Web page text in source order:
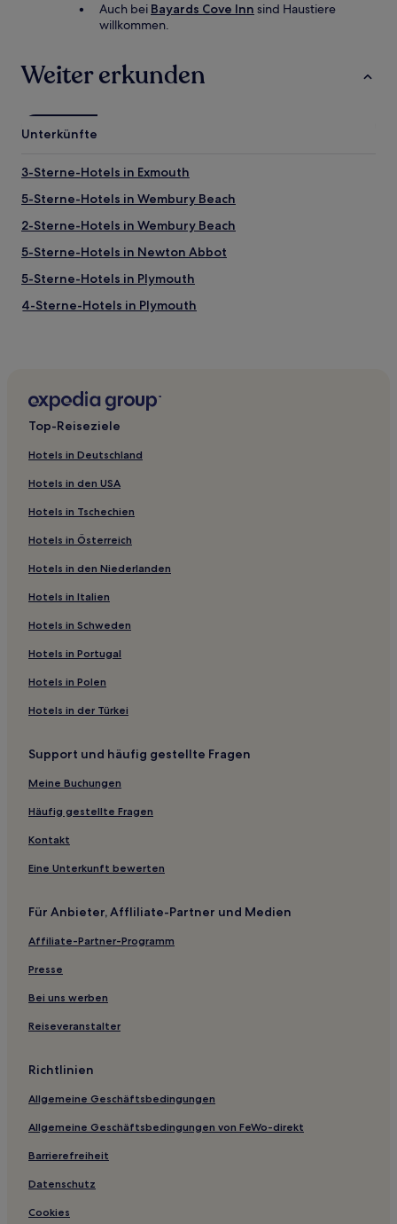
Auch bei Bayards Cove Inn sind Haustiere
willkommen.
Weiter erkunden
Unterkünfte
3-Sterne-Hotels in Exmouth
5-Sterne-Hotels in Wembury Beach
2-Sterne-Hotels in Wembury Beach
5-Sterne-Hotels in Newton Abbot
5-Sterne-Hotels in Plymouth
4-Sterne-Hotels in Plymouth
Hotels nahe Riviera International Conference Centre
Noss Mayo Hotels
Hotels nahe Bahnhof Newton Abbot
Hotels nahe Strand von Shaldon
Hotels nahe Fisherman's Cove
Hotels nahe Merchant's House
Hotels nahe Inner Hope
Hotels nahe Plymouth Dome
Torbay: Hotels
Hotels nahe River Dart Country Park
Harberton Hotels
Kingsbridge Hotels
Hotels nahe Bigbury-on-Sea Beach
Hotels nahe Hope Cove Beach
Hotels nahe Oddicombe Beach
Dartmouth Hotels
Hotels nahe Yarmer Beach
Plympton Hotels
Hotels nahe S W Coast Path
Beesands Hotels
Hotels nahe Historisches Salcombe
Loddiswell Hotels
Hotels nahe Challaborough Beach
B&B in Dartmouth
Ferienwohnungen in Torquay
B&B in Wembury Beach
Ferienwohnungen in University of Exeter
Ferienwohnungen in Exeter
Top-Reiseziele
Hotels in Deutschland
Hotels in den USA
Hotels in Tschechien
Hotels in Österreich
Hotels in den Niederlanden
Hotels in Italien
Hotels in Schweden
Hotels in Portugal
Hotels in Polen
Hotels in der Türkei
Support und häufig gestellte Fragen
Meine Buchungen
Häufig gestellte Fragen
Kontakt
Eine Unterkunft bewerten
Für Anbieter, Affliliate-Partner und Medien
Affiliate-Partner-Programm
Presse
Bei uns werben
Reiseveranstalter
Richtlinien
Allgemeine Geschäftsbedingungen
Allgemeine Geschäftsbedingungen von FeWo-direkt
Barrierefreiheit
Datenschutz
Cookies